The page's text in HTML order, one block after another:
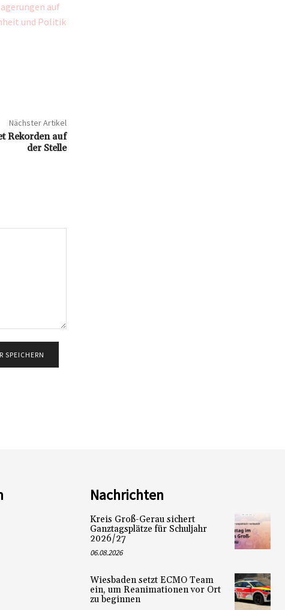
auf
und Politik
Nächster Artikel
Rekorden auf
der Stelle
Nachrichten
Kreis Groß-Gerau sichert
Ganztagsplätze für Schuljahr
2026/27
06.08.2026
Wiesbaden setzt ECMO Team
ein, um Reanimationen vor Ort
zu beginnen